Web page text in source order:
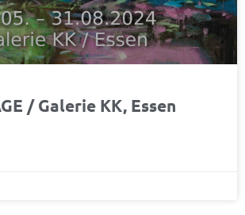
/ Galerie KK, Essen